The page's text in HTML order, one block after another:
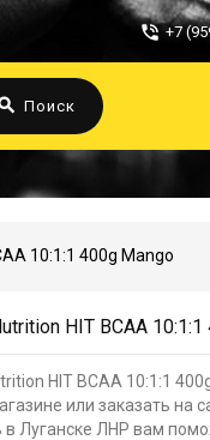
+7
Поиск
10:1:1 400g Mango
HIT BCAA
HIT BCAA 10:1:1
или заказать на
в Луганске ЛНР вам